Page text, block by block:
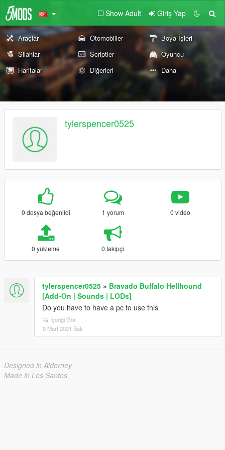
Show Adult Giriş Yap
Araçlar Otomobiller
Boya İşleri
Silahlar
Scriptler
Oyuncu
Haritalar
Diğerleri Daha
tylerspencer0525
0 dosya beğenildi 1 yorum 0 video
0 yükleme 0 takipçi
tylerspencer0525 » Bravado Buffalo Hellhound
[Add-On | Sounds | LODs]
Do you have to have a pc to use this
İçeriği Gör
9 Mart 2021 Salı
Designed in Alderney
Made in Los Santos